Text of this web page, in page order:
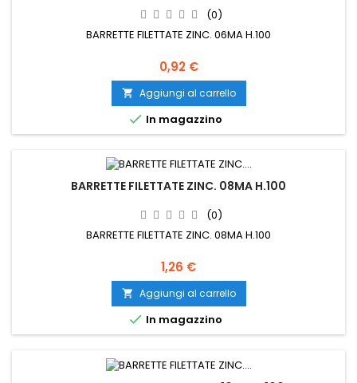
(0)
BARRETTE FILETTATE ZINC. 06MA H.100
Prezzo
0,92 €
 Aggiungi al carrello
 In magazzino
BARRETTE FILETTATE ZINC. 08MA H.100
(0)
BARRETTE FILETTATE ZINC. 08MA H.100
Prezzo
1,26 €
 Aggiungi al carrello
 In magazzino